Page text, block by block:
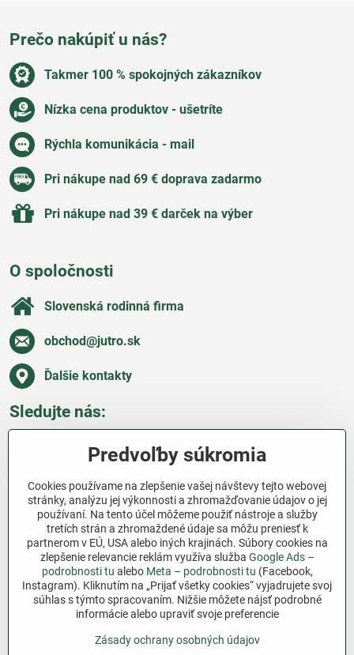
Prečo nakúpiť u nás?
Takmer 100 % spokojných zákazníkov
Nízka cena produktov - ušetríte
Rýchla komunikácia - mail
Pri nákupe nad 69 € doprava zadarmo
Pri nákupe nad 39 € darček na výber
O spoločnosti
Slovenská rodinná firma
obchod​@jutro​.sk
Ďalšie kontakty
Sledujte nás:
Všetko o nákupe
Ďakujeme za podporu
Sme slovenský e-shop bez dotácií​. Fungujeme len
vďaka vám – ľuďom, ktorí veria v poctivú prácu a
lásku k pôde​. Každý nákup na Jutro​.sk nám pomáha
pokračovať v tom, čo má zmysel – pomáhať
záhradkárom zadarmo a srdcom​.
Predvoľby súkromia
Cookies používame na zlepšenie vašej návštevy tejto webovej
stránky, analýzu jej výkonnosti a zhromažďovanie údajov o jej
používaní. Na tento účel môžeme použiť nástroje a služby
tretích strán a zhromaždené údaje sa môžu preniesť k
partnerom v EÚ, USA alebo iných krajinách. Súbory cookies na
zlepšenie relevancie reklám využíva služba Google Ads –
podrobnosti tu alebo Meta – podrobnosti tu (Facebook,
Instagram). Kliknutím na „Prijať všetky cookies“ vyjadrujete svoj
súhlas s týmto spracovaním. Nižšie môžete nájsť podrobné
informácie alebo upraviť svoje preferencie
Zásady ochrany osobných údajov